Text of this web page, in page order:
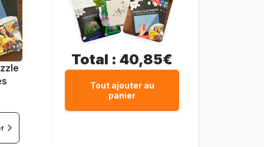
Total : 40,85€
Tout ajouter au
panier